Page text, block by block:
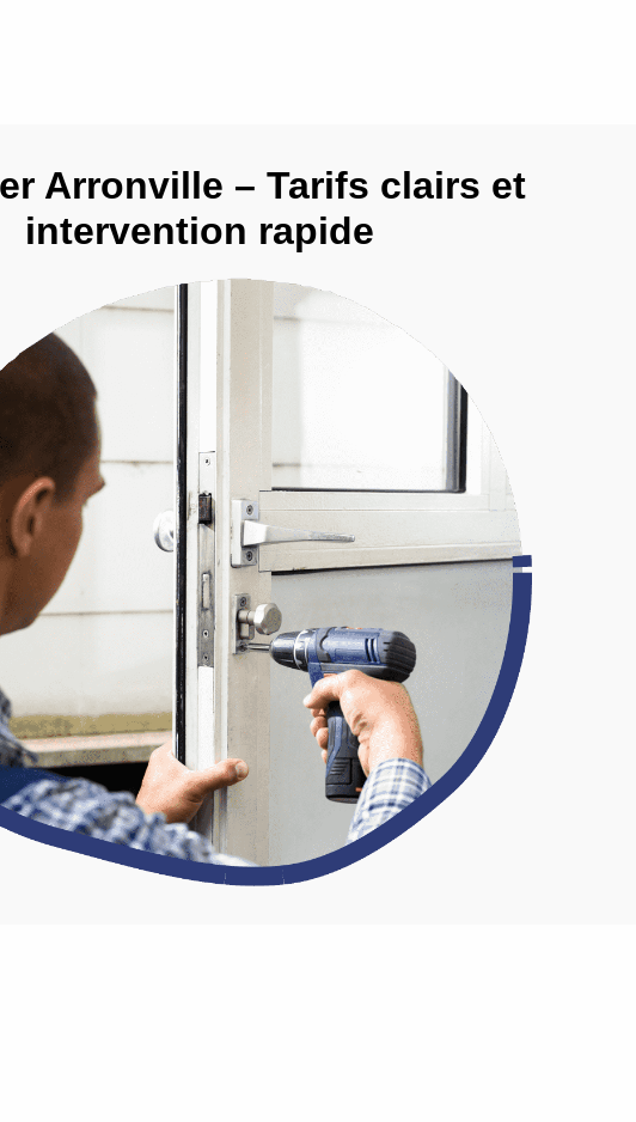
Arronville – Tarifs clairs et
intervention rapide